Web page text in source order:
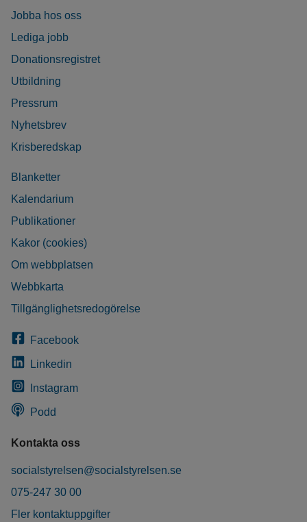
Jobba hos oss
Lediga jobb
Donationsregistret
Utbildning
Pressrum
Nyhetsbrev
Krisberedskap
Blanketter
Kalendarium
Publikationer
Kakor (cookies)
Om webbplatsen
Webbkarta
Tillgänglighetsredogörelse
Facebook
Linkedin
Instagram
Podd
Kontakta oss
socialstyrelsen@socialstyrelsen.se
075-247 30 00
Fler kontaktuppgifter